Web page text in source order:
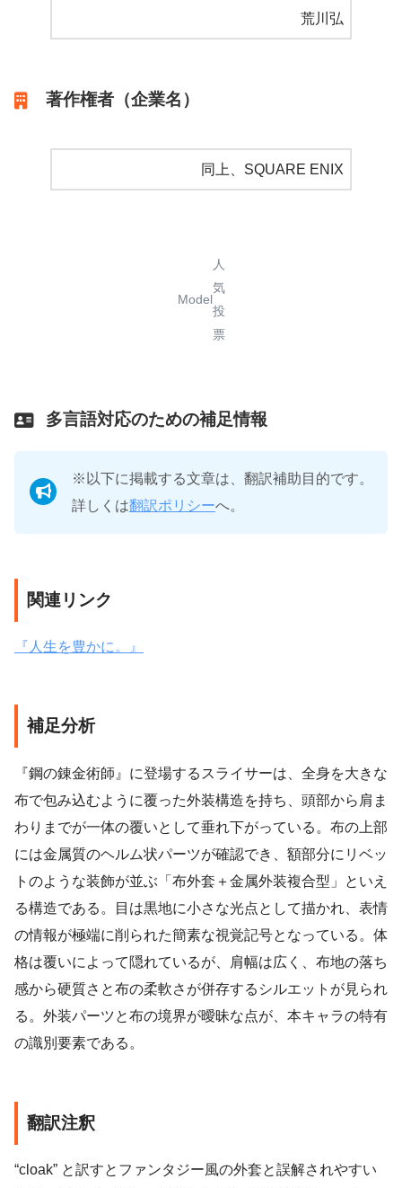
荒川弘
著作権者（企業名）
同上、SQUARE ENIX
Model
人
気
投
票
多言語対応のための補足情報
※以下に掲載する文章は、翻訳補助目的です。
詳しくは翻訳ポリシーへ。
関連リンク
『人生を豊かに。』
補足分析
『鋼の錬金術師』に登場するスライサーは、全身を大きな
布で包み込むように覆った外装構造を持ち、頭部から肩ま
わりまでが一体の覆いとして垂れ下がっている。布の上部
には金属質のヘルム状パーツが確認でき、額部分にリベッ
トのような装飾が並ぶ「布外套＋金属外装複合型」といえ
る構造である。目は黒地に小さな光点として描かれ、表情
の情報が極端に削られた簡素な視覚記号となっている。体
格は覆いによって隠れているが、肩幅は広く、布地の落ち
感から硬質さと布の柔軟さが併存するシルエットが見られ
る。外装パーツと布の境界が曖昧な点が、本キャラの特有
の識別要素である。
翻訳注釈
“cloak” と訳すとファンタジー風の外套と誤解されやすい